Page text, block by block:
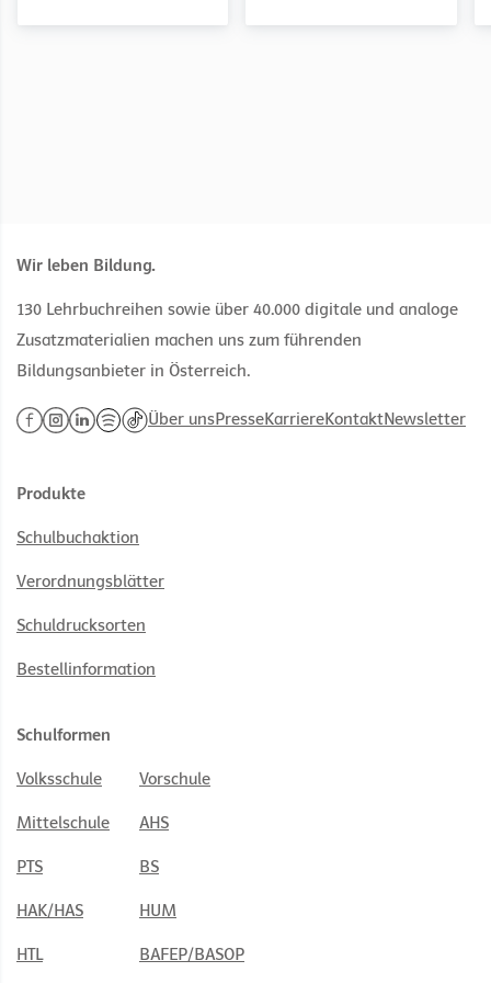
Wir leben Bildung.
130 Lehrbuchreihen sowie über 40.000 digitale und analoge
Zusatzmaterialien machen uns zum führenden
Bildungsanbieter in Österreich.
Über unsPresseKarriereKontaktNewsletter
Produkte
Schulbuchaktion
Verordnungsblätter
Schuldrucksorten
Bestellinformation
Schulformen
Volksschule Vorschule
Mittelschule AHS
PTS BS
HAK/HAS HUM
HTL BAFEP/BASOP